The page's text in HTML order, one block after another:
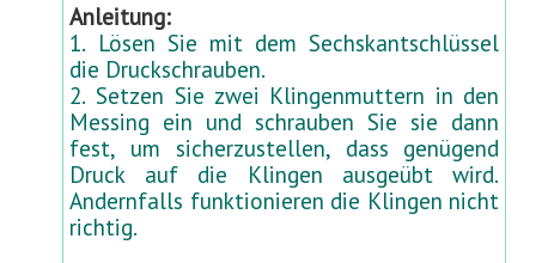
Anleitung:
1. Lösen Sie mit dem Sechskantschlüssel
die Druckschrauben.
2. Setzen Sie zwei Klingenmuttern in den
Messing ein und schrauben Sie sie dann
fest, um sicherzustellen, dass genügend
Druck auf die Klingen ausgeübt wird.
Andernfalls funktionieren die Klingen nicht
richtig.